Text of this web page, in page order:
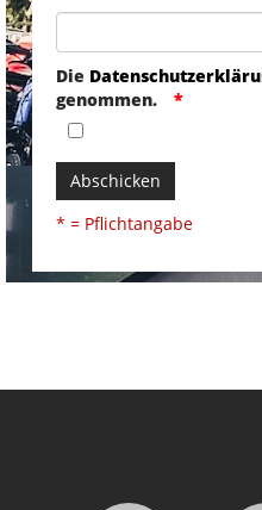
Die
genommen.
Abschicken
* = Pflichtangabe